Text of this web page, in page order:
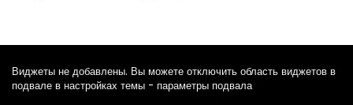
Виджеты не добавлены. Вы можете отключить область виджетов в
подвале в настройках темы - параметры подвала